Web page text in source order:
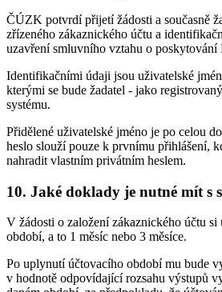
ČÚZK potvrdí přijetí žádosti a současně
zřízeného zákaznického účtu a
uzavření smluvního vztahu o poskytování
Identifikačními údaji jsou uživatelské
kterými se bude žadatel - jako
systému.
Přidělené uživatelské jméno je po celou
heslo slouží pouze k prvnímu přihlášení,
nahradit vlastním privátním heslem.
10. Jaké doklady je nutné mít s
V žádosti o založení zákaznického účtu
období, a to 1 měsíc nebo 3 měsíce.
Po uplynutí účtovacího období mu bude
v hodnotě odpovídající rozsahu výstupů